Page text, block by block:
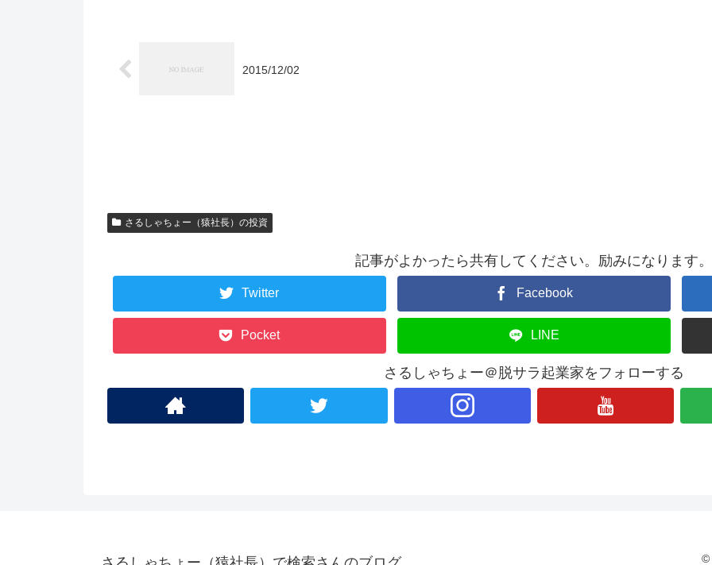
2015/12/02
さるしゃちょー（猿社長）の投資
記事がよかったら共有してください。励みになります。
Twitter Facebook
Pocket LINE
さるしゃちょー＠脱サラ起業家をフォローする
©